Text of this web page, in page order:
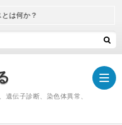
遺伝子診断、染色体異常、
何か？